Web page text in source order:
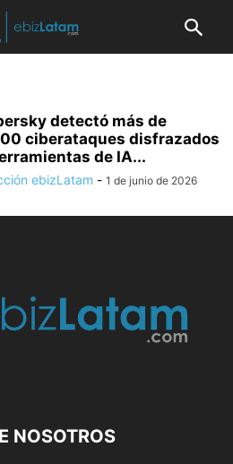
detectó más de
ciberataques disfrazados
de IA...
ebizLatam - 1 de junio de 2026
NOSOTROS